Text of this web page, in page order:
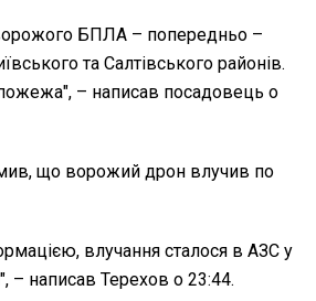
БПЛА – попередньо –
та Салтівського районів.
– написав посадовець о
що ворожий дрон влучив по
влучання сталося в АЗС у
– написав Терехов о 23:44.